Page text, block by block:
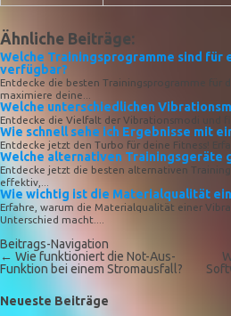
Ähnliche Beiträge:
Welche Trainingsprogramme sind
verfügbar?
Entdecke die besten Trainingsprogramme für
maximiere deine...
Welche unterschiedlichen
Entdecke die Vielfalt der Vibrationsmodi und
Wie schnell sehe ich Ergebnisse mit
Entdecke jetzt den Turbo für deine Fitness!
Welche alternativen Trainingsgeräte
Entdecke jetzt die besten alternativen
effektiv,...
Wie wichtig ist die Materialqualität
Erfahre, warum die Materialqualität einer
Unterschied macht....
Beitrags-Navigation
← Wie funktioniert die Not-Aus-
Funktion bei einem Stromausfall?
Neueste Beiträge